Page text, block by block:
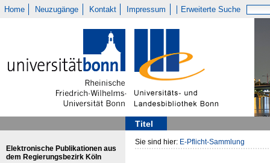
Home Neuzugänge Kontakt Impressum Erweiterte Suche
Titel
Elektronische Publikationen aus
dem Regierungsbezirk Köln
Sie sind hier: E-Pflicht-Sammlung